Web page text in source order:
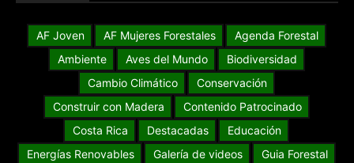
AF Joven AF Mujeres Forestales
Agenda Forestal
Ambiente
Aves del Mundo
Biodiversidad
Cambio Climático
Conservación
Construir con Madera
Contenido Patrocinado
Costa Rica
Destacadas
Educación
Energías Renovables
Galería de videos
Guia Forestal